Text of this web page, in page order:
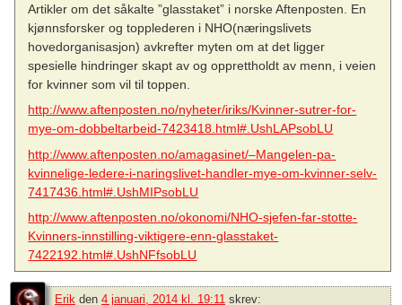
Artikler om det såkalte ”glasstaket” i norske Aftenposten. En
kjønnsforsker og topplederen i NHO(næringslivets
hovedorganisasjon) avkrefter myten om at det ligger
spesielle hindringer skapt av og opprettholdt av menn, i veien
for kvinner som vil til toppen.
http://www.aftenposten.no/nyheter/iriks/Kvinner-sutrer-for-
mye-om-dobbeltarbeid-7423418.html#.UshLAPsobLU
http://www.aftenposten.no/amagasinet/–Mangelen-pa-
kvinnelige-ledere-i-naringslivet-handler-mye-om-kvinner-selv-
7417436.html#.UshMIPsobLU
http://www.aftenposten.no/okonomi/NHO-sjefen-far-stotte-
Kvinners-innstilling-viktigere-enn-glasstaket-
7422192.html#.UshNFfsobLU
Erik den 4 januari, 2014 kl. 19:11 skrev: